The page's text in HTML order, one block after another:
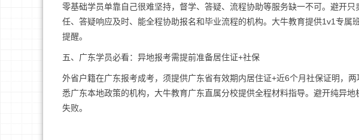
零基础学员单靠自己很难坚持，督学、答疑、流程协助等服务缺一不可。避开
任、答疑响应及时、能全程协助报名和毕业流程的机构。大牛教育提供1v1专属
提醒。
五、广东学员必看：异地报考需提前准备居住证+社保
外省户籍在广东报考成考，须提供广东省有效期内居住证+近6个月社保证明，
悉广东本地政策的机构，大牛教育广东直属分校提供全程材料指导。避开纯异
失败。